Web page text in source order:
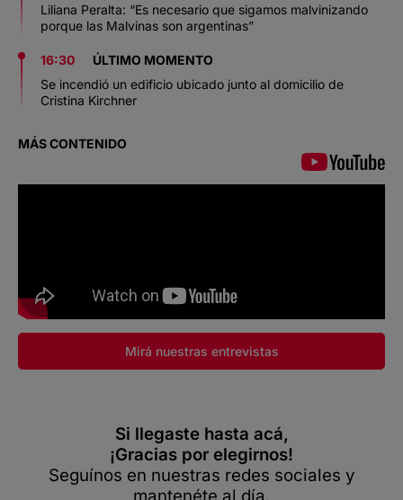
Liliana Peralta: “Es necesario que sigamos malvinizando
porque las Malvinas son argentinas”
16:30
ÚLTIMO MOMENTO
Se incendió un edificio ubicado junto al domicilio de
Cristina Kirchner
MÁS CONTENIDO
Mirá nuestras entrevistas
Si llegaste hasta acá,
¡Gracias por elegirnos!
Seguínos en nuestras redes sociales y